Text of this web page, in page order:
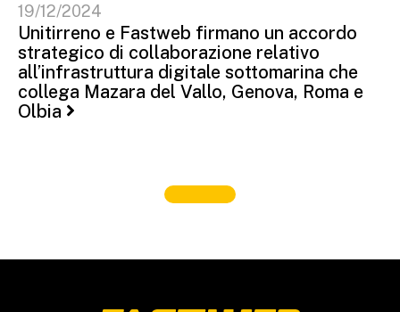
19/12/2024
Unitirreno e Fastweb firmano un accordo
strategico di collaborazione relativo
all’infrastruttura digitale sottomarina che
collega Mazara del Vallo, Genova, Roma e
Olbia